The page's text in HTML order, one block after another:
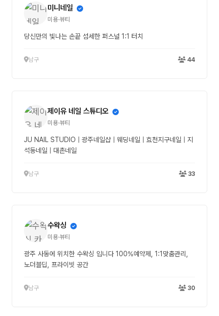
미니네일
미용·뷰티
당신만의 빛나는 손끝 섬세한 퍼스널 1:1 터치
남구 44
제이유 네일 스튜디오
미용·뷰티
JU NAIL STUDIO | 광주네일샵 | 웨딩네일 | 효천지구네일 | 지
석동네일 | 대촌네일
남구 33
수왁싱
미용·뷰티
광주 사동에 위치한 수왁싱 입니다 100%예약제, 1:1맞춤관리,
노더블딥, 프라이빗 공간
남구 30